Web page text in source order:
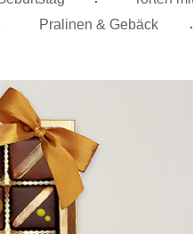
Pralinen & Gebäck .